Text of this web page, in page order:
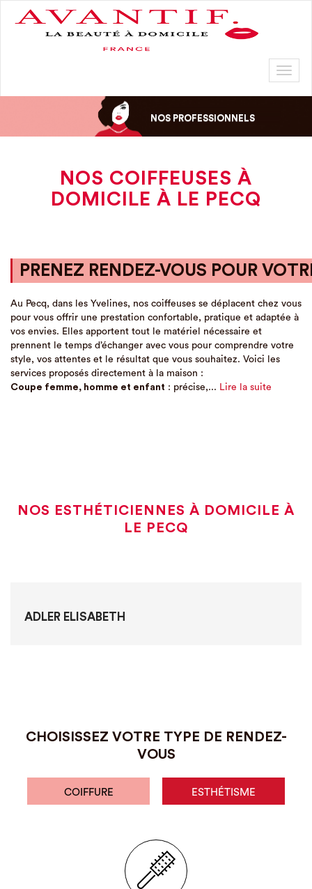
NOS PROFESSIONNELS
NOS COIFFEUSES À
DOMICILE À LE PECQ
PRENEZ RENDEZ-VOUS POUR
Au Pecq, dans les Yvelines, nos coiffeuses se déplacent chez vous
pour vous offrir une prestation confortable, pratique et adaptée à
vos envies. Elles apportent tout le matériel nécessaire et
prennent le temps d’échanger avec vous pour comprendre votre
style, vos attentes et le résultat que vous souhaitez. Voici les
services proposés directement à la maison :
Coupe femme, homme et enfant : précise,... Lire la suite
NOS ESTHÉTICIENNES À DOMICILE À
LE PECQ
ADLER ELISABETH
CHOISISSEZ VOTRE TYPE DE RENDEZ-
VOUS
COIFFURE ESTHÉTISME